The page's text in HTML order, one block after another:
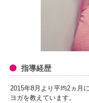
指導経歴
2015年8月より平均2ヵ月
ヨガを教えています。